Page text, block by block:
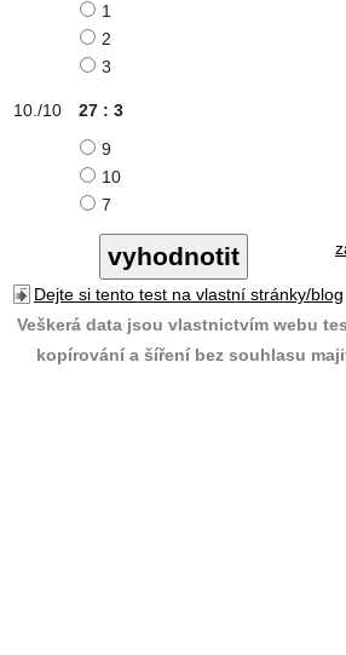
1
2
3
27 : 3
9
10
7
Dejte si tento test na vlastní stránky/blog
Veškerá data jsou vlastnictvím webu
kopírování a šíření bez souhlasu